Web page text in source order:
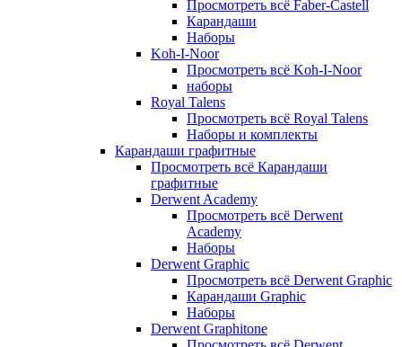
Просмотреть всё Faber-Castell
Карандаши
Наборы
Koh-I-Noor
Просмотреть всё Koh-I-Noor
наборы
Royal Talens
Просмотреть всё Royal Talens
Наборы и комплекты
Карандаши графитные
Просмотреть всё Карандаши
графитные
Derwent Academy
Просмотреть всё Derwent
Academy
Наборы
Derwent Graphic
Просмотреть всё Derwent Graphic
Карандаши Graphic
Наборы
Derwent Graphitone